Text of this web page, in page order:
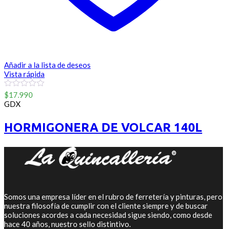
Añadir a la lista de deseos
Vista rápida
0
out
of
$17.990
GDX
HORMIGONERA DE VOLCAR 140L
Somos una empresa líder en el rubro de ferretería y pinturas, pero
nuestra filosofía de cumplir con el cliente siempre y de buscar
soluciones acordes a cada necesidad sigue siendo, como desde
hace 40 años, nuestro sello distintivo.